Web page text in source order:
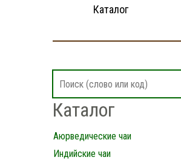
Каталог
Каталог
Аюрведические чаи
Индийские чаи